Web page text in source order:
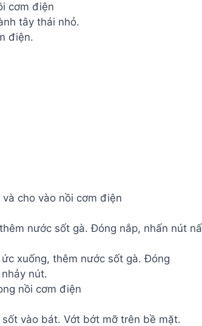
cơm điện
tây thái nhỏ.
điện.
cho vào nồi cơm điện
nước sốt gà. Đóng nắp, nhấn nút
nồi cơm điện
vào bát. Vớt bớt mỡ trên bề mặt.